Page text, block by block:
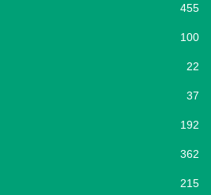
455
100
22
37
192
362
215